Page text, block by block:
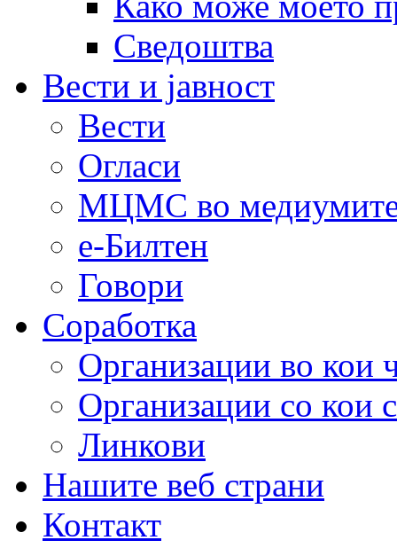
Сведоштва
Вести и јавност
Вести
Огласи
МЦМС во
е-Билтен
Говори
Соработка
Организации во кои
Организации со кои
Линкови
Нашите веб страни
Контакт